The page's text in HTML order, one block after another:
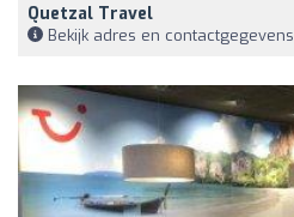
Quetzal Travel
Bekijk adres en contactgegevens